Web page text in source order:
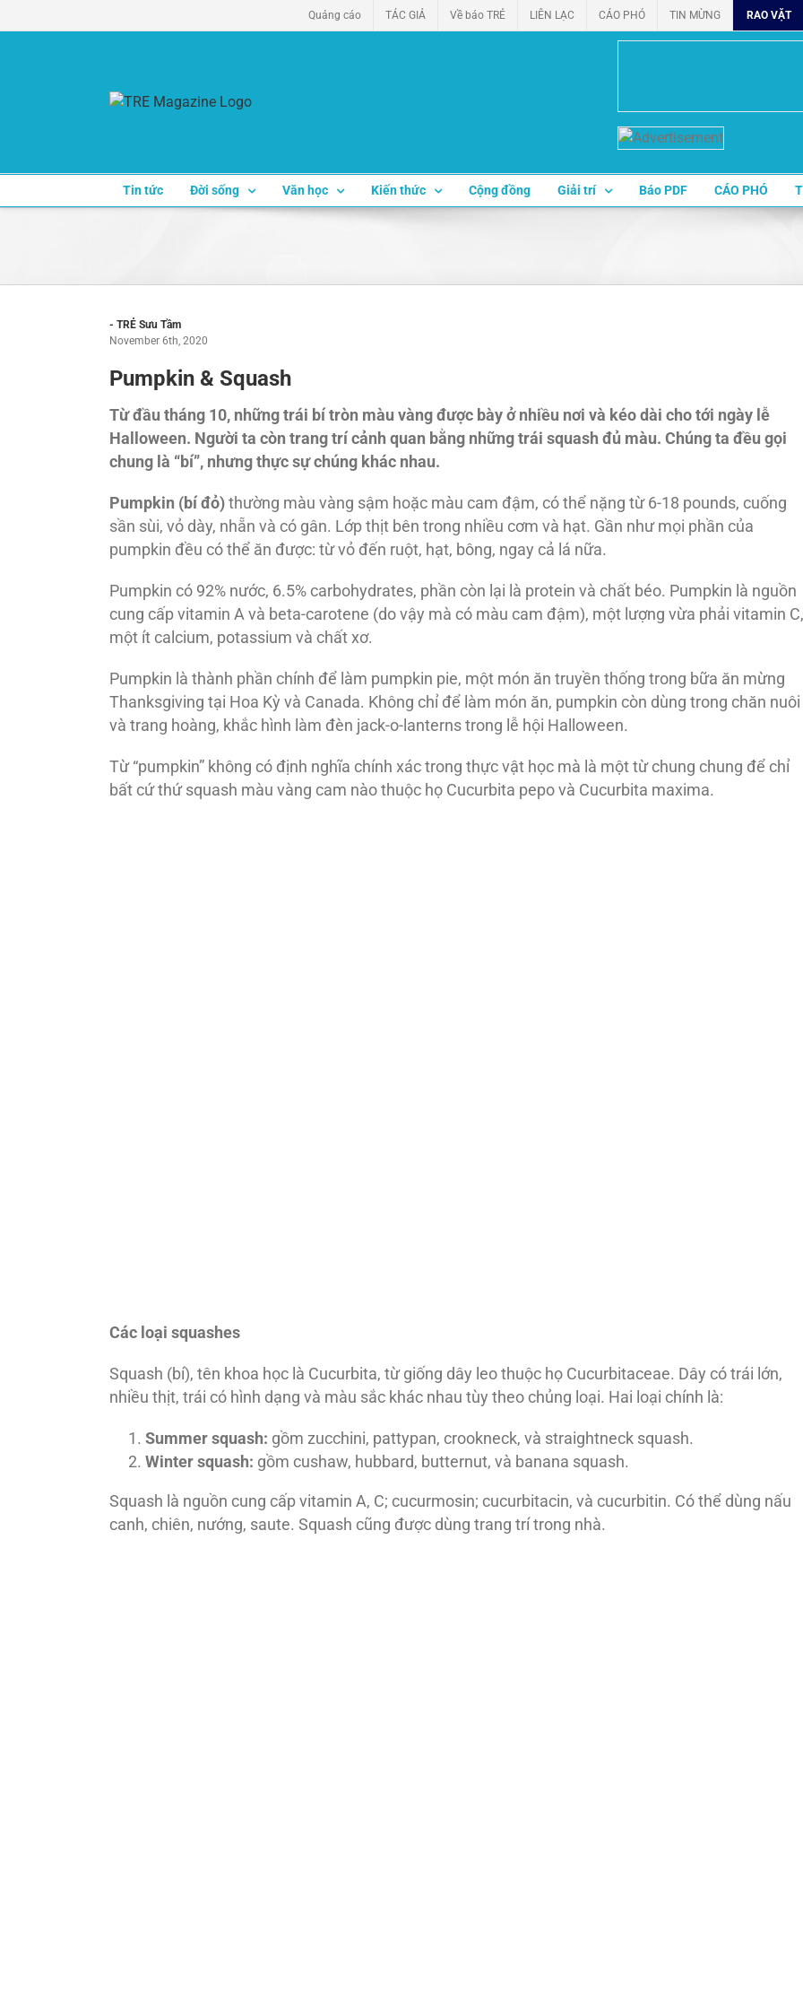
to
Quảng cáo TÁC GIẢ Về báo TRẺ LIÊN LẠC CÁO PHÓ TIN MỪNG RAO VẶT
Tin tức Đời sống Văn học Kiến thức Cộng đồng Giải trí Báo PDF CÁO PHÓ
- TRẺ Sưu Tầm
November 6th, 2020
Pumpkin & Squash
Từ đầu tháng 10, những trái bí tròn màu vàng được bày ở nhiều nơi và kéo dài cho tới ngày lễ
Halloween. Người ta còn trang trí cảnh quan bằng những trái squash đủ màu. Chúng ta đều gọi
chung là “bí”, nhưng thực sự chúng khác nhau.
Pumpkin (bí đỏ) thường màu vàng sậm hoặc màu cam đậm, có thể nặng từ 6-18 pounds, cuống
sần sùi, vỏ dày, nhẵn và có gân. Lớp thịt bên trong nhiều cơm và hạt. Gần như mọi phần của
pumpkin đều có thể ăn được: từ vỏ đến ruột, hạt, bông, ngay cả lá nữa.
Pumpkin có 92% nước, 6.5% carbohydrates, phần còn lại là protein và chất béo. Pumpkin là nguồn
cung cấp vitamin A và beta-carotene (do vậy mà có màu cam đậm), một lượng vừa phải vitamin C,
một ít calcium, potassium và chất xơ.
Pumpkin là thành phần chính để làm pumpkin pie, một món ăn truyền thống trong bữa ăn mừng
Thanksgiving tại Hoa Kỳ và Canada. Không chỉ để làm món ăn, pumpkin còn dùng trong chăn nuôi
và trang hoàng, khắc hình làm đèn jack-o-lanterns trong lễ hội Halloween.
Từ “pumpkin” không có định nghĩa chính xác trong thực vật học mà là một từ chung chung để chỉ
bất cứ thứ squash màu vàng cam nào thuộc họ Cucurbita pepo và Cucurbita maxima.
Các loại squashes
Squash (bí), tên khoa học là Cucurbita, từ giống dây leo thuộc họ Cucurbitaceae. Dây có trái lớn,
nhiều thịt, trái có hình dạng và màu sắc khác nhau tùy theo chủng loại. Hai loại chính là:
Summer squash: gồm zucchini, pattypan, crookneck, và straightneck squash.
Winter squash: gồm cushaw, hubbard, butternut, và banana squash.
Squash là nguồn cung cấp vitamin A, C; cucurmosin; cucurbitacin, và cucurbitin. Có thể dùng nấu
canh, chiên, nướng, saute. Squash cũng được dùng trang trí trong nhà.